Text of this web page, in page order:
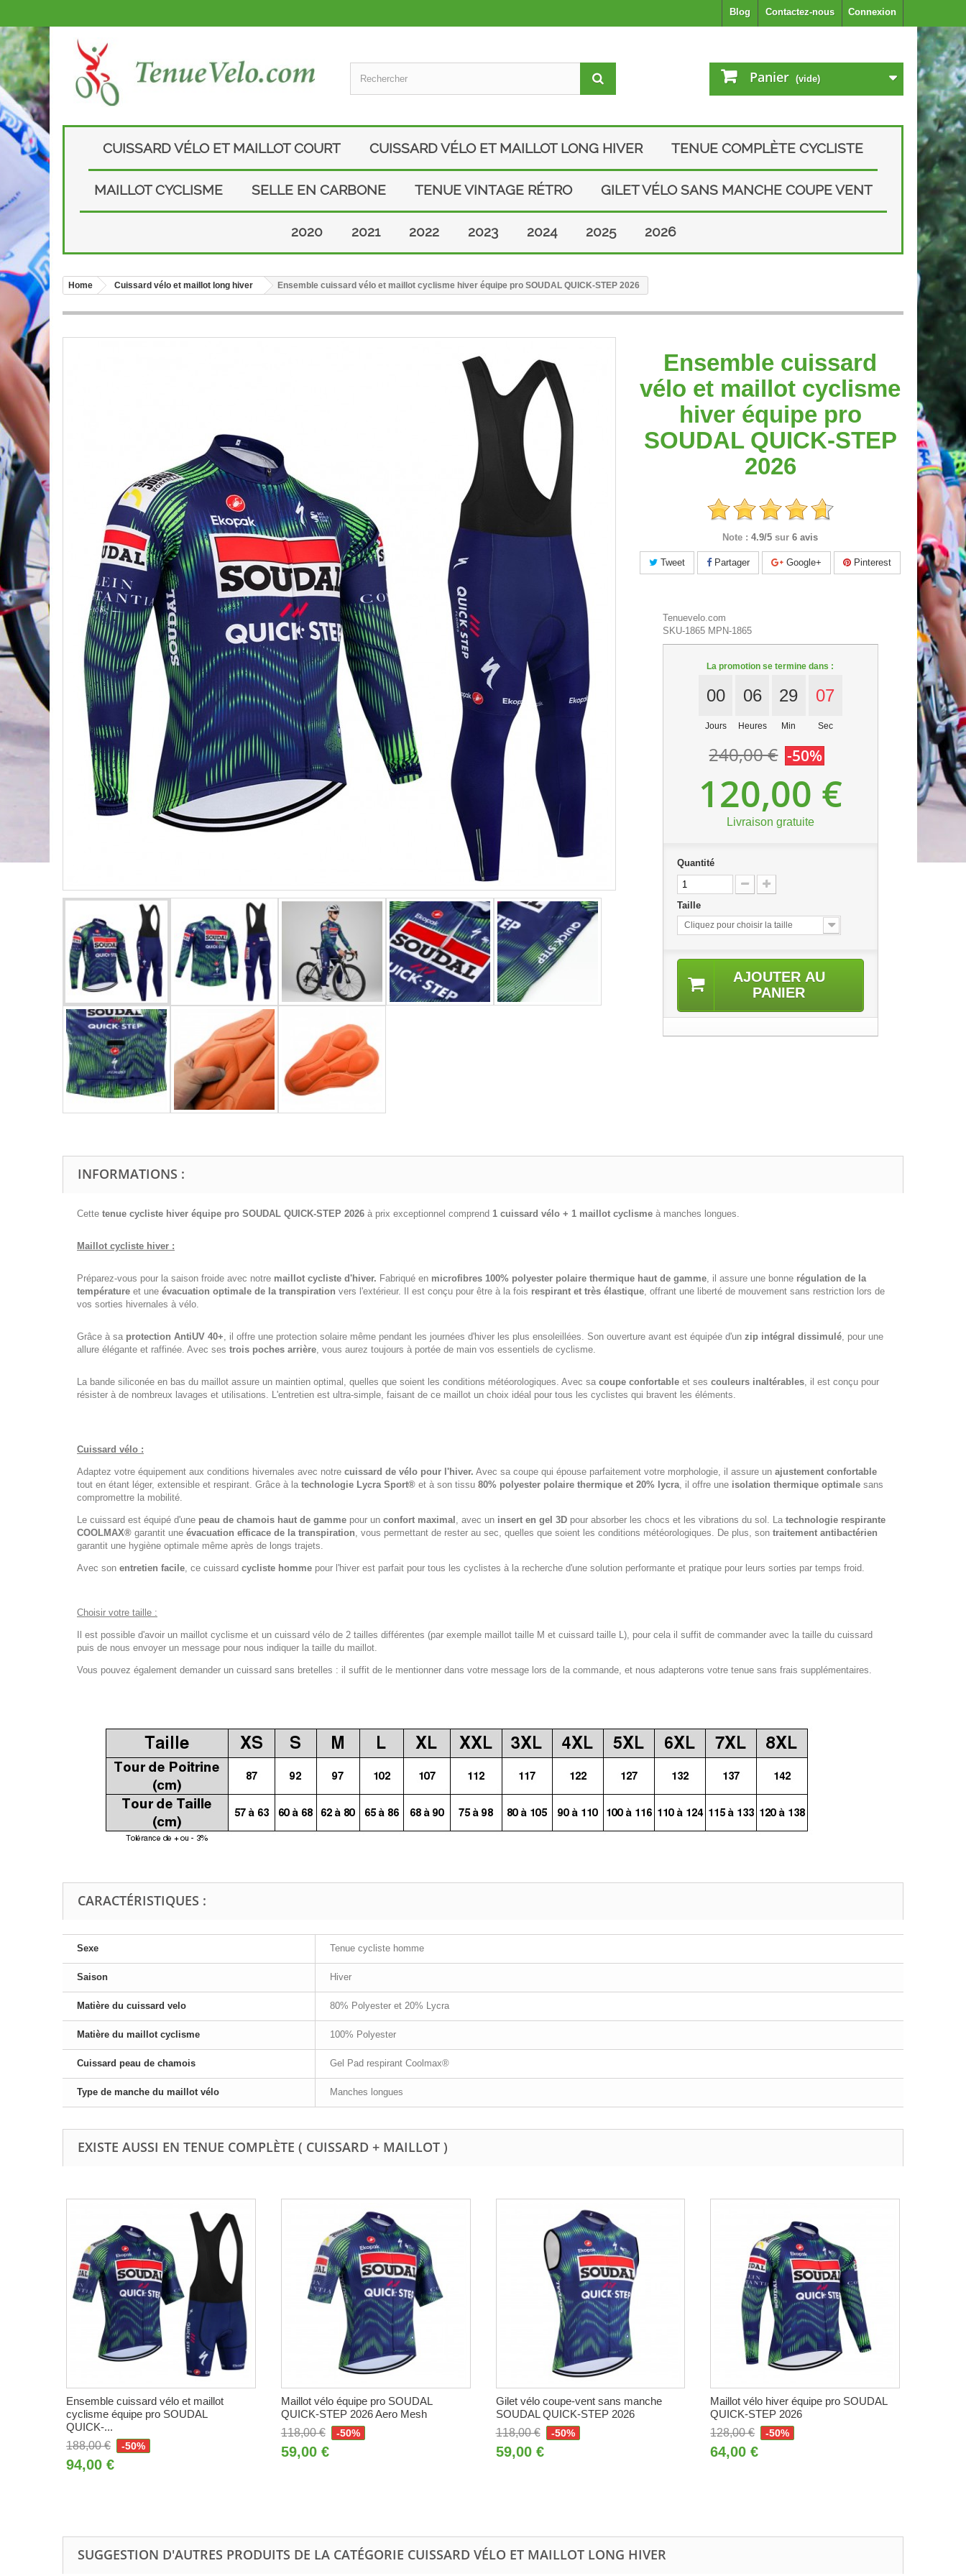
Connexion
Contactez-nous
Blog
Panier (vide)
CUISSARD VÉLO ET MAILLOT COURT CUISSARD VÉLO ET MAILLOT LONG HIVER TENUE COMPLÈTE CYCLISTE
MAILLOT CYCLISME SELLE EN CARBONE TENUE VINTAGE RÉTRO GILET VÉLO SANS MANCHE COUPE VENT
2020 2021 2022 2023 2024 2025 2026
Home Cuissard vélo et maillot long hiver Ensemble cuissard vélo et maillot cyclisme hiver équipe pro SOUDAL QUICK-STEP 2026
Ensemble cuissard
vélo et maillot cyclisme
hiver équipe pro
SOUDAL QUICK-STEP
2026
Note : 4.9/5sur6 avis
Tweet Partager Google+ Pinterest
Tenuevelo.com
SKU-1865 MPN-1865
La promotion se termine dans :
00
Jours
06
Heures
29
Min
06
Sec
240,00 € -50%
120,00 €
Livraison gratuite
Quantité
Taille
Cliquez pour choisir la taille
AJOUTER AU
PANIER
INFORMATIONS :
Cette tenue cycliste hiver équipe pro SOUDAL QUICK-STEP 2026 à prix exceptionnel comprend 1 cuissard vélo + 1 maillot cyclisme à manches longues.
Maillot cycliste hiver :
Préparez-vous pour la saison froide avec notre maillot cycliste d'hiver. Fabriqué en microfibres 100% polyester polaire thermique haut de gamme, il assure une bonne régulation de la
température et une évacuation optimale de la transpiration vers l'extérieur. Il est conçu pour être à la fois respirant et très élastique, offrant une liberté de mouvement sans restriction lors de
vos sorties hivernales à vélo.
Grâce à sa protection AntiUV 40+, il offre une protection solaire même pendant les journées d'hiver les plus ensoleillées. Son ouverture avant est équipée d'un zip intégral dissimulé, pour une
allure élégante et raffinée. Avec ses trois poches arrière, vous aurez toujours à portée de main vos essentiels de cyclisme.
La bande siliconée en bas du maillot assure un maintien optimal, quelles que soient les conditions météorologiques. Avec sa coupe confortable et ses couleurs inaltérables, il est conçu pour
résister à de nombreux lavages et utilisations. L'entretien est ultra-simple, faisant de ce maillot un choix idéal pour tous les cyclistes qui bravent les éléments.
Cuissard vélo :
Adaptez votre équipement aux conditions hivernales avec notre cuissard de vélo pour l'hiver. Avec sa coupe qui épouse parfaitement votre morphologie, il assure un ajustement confortable
tout en étant léger, extensible et respirant. Grâce à la technologie Lycra Sport® et à son tissu 80% polyester polaire thermique et 20% lycra, il offre une isolation thermique optimale sans
compromettre la mobilité.
Le cuissard est équipé d'une peau de chamois haut de gamme pour un confort maximal , avec un insert en gel 3D pour absorber les chocs et les vibrations du sol. La technologie respirante
COOLMAX® garantit une évacuation efficace de la transpiration, vous permettant de rester au sec, quelles que soient les conditions météorologiques. De plus, son traitement antibactérien
garantit une hygiène optimale même après de longs trajets.
Avec son entretien facile, ce cuissard cycliste homme pour l'hiver est parfait pour tous les cyclistes à la recherche d'une solution performante et pratique pour leurs sorties par temps froid.
Choisir votre taille :
Il est possible d'avoir un maillot cyclisme et un cuissard vélo de 2 tailles différentes (par exemple maillot taille M et cuissard taille L), pour cela il suffit de commander avec la taille du cuissard
puis de nous envoyer un message pour nous indiquer la taille du maillot.
Vous pouvez également demander un cuissard sans bretelles : il suffit de le mentionner dans votre message lors de la commande, et nous adapterons votre tenue sans frais supplémentaires.
CARACTÉRISTIQUES :
Sexe Tenue cycliste homme
Saison Hiver
Matière du cuissard velo 80% Polyester et 20% Lycra
Matière du maillot cyclisme 100% Polyester
Cuissard peau de chamois Gel Pad respirant Coolmax®
Type de manche du maillot vélo Manches longues
EXISTE AUSSI EN TENUE COMPLÈTE ( CUISSARD + MAILLOT )
Ensemble cuissard vélo et maillot
cyclisme équipe pro SOUDAL
QUICK-...
188,00 €
-50%
94,00 €
Maillot vélo équipe pro SOUDAL
QUICK-STEP 2026 Aero Mesh
118,00 €
-50%
59,00 €
Gilet vélo coupe-vent sans manche
SOUDAL QUICK-STEP 2026
118,00 €
-50%
59,00 €
Maillot vélo hiver équipe pro SOUDAL
QUICK-STEP 2026
128,00 €
-50%
64,00 €
SUGGESTION D'AUTRES PRODUITS DE LA CATÉGORIE CUISSARD VÉLO ET MAILLOT LONG HIVER